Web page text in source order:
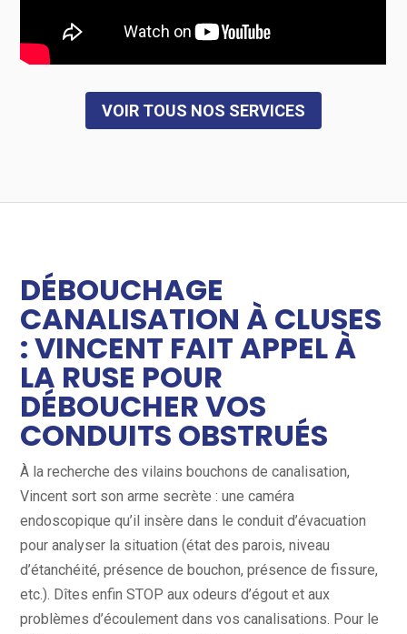
VOIR TOUS NOS SERVICES
DÉBOUCHAGE
CANALISATION À CLUSES
: VINCENT FAIT APPEL À
LA RUSE POUR
DÉBOUCHER VOS
CONDUITS OBSTRUÉS
À la recherche des vilains bouchons de canalisation,
Vincent sort son arme secrète : une caméra
endoscopique qu’il insère dans le conduit d’évacuation
pour analyser la situation (état des parois, niveau
d’étanchéité, présence de bouchon, présence de fissure,
etc.). Dîtes enfin STOP aux odeurs d’égout et aux
problèmes d’écoulement dans vos canalisations. Pour le